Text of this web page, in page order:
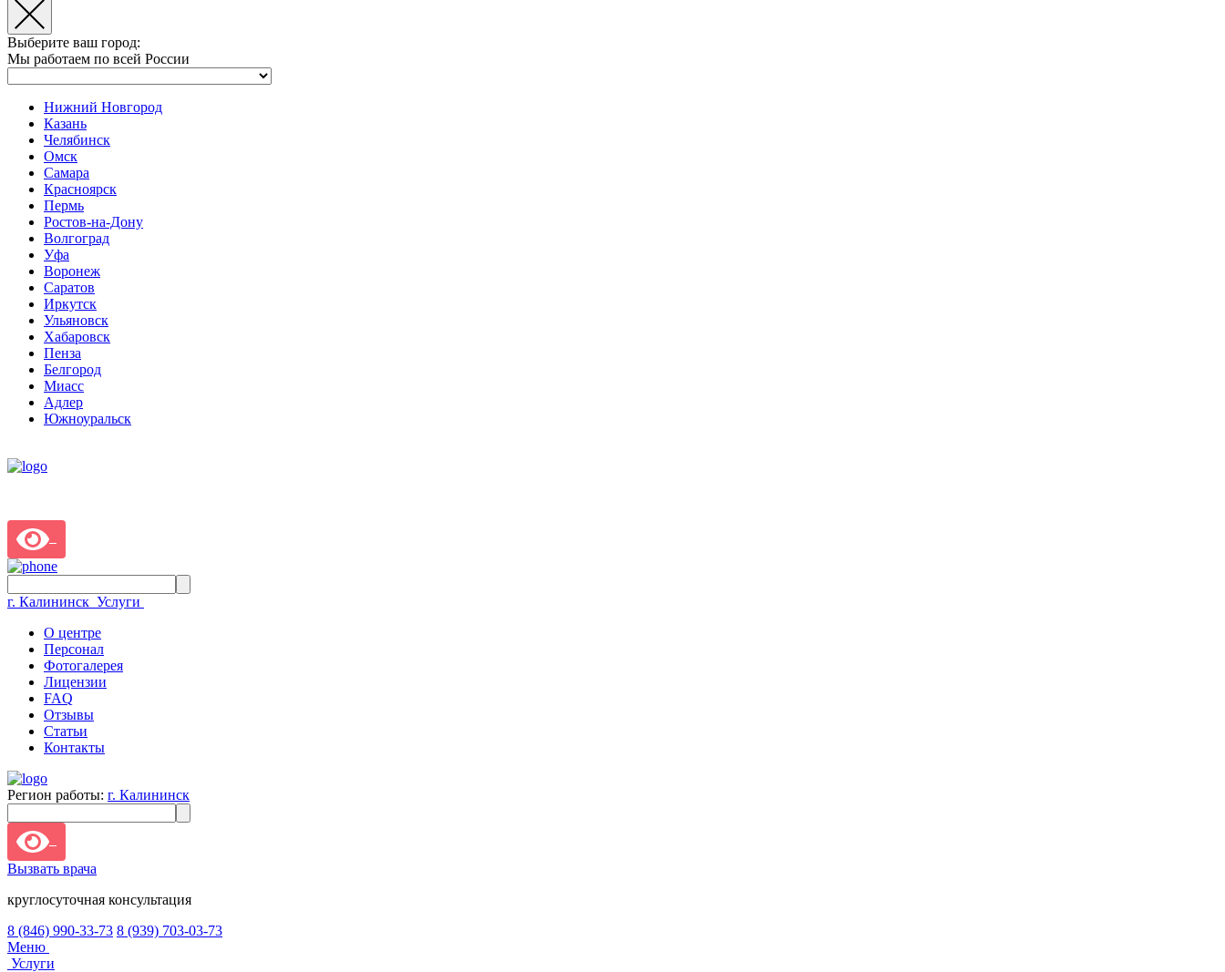
Выберите ваш город:
Мы работаем по всей России
Нижний Новгород
Казань
Челябинск
Омск
Самара
Красноярск
Пермь
Ростов-на-Дону
Волгоград
Уфа
Воронеж
Саратов
Иркутск
Ульяновск
Хабаровск
Пенза
Белгород
Миасс
Адлер
Южноуральск
г. Калининск Услуги
О центре
Персонал
Фотогалерея
Лицензии
FAQ
Отзывы
Статьи
Контакты
Регион работы: г. Калининск
Вызвать врача
круглосуточная консультация
8 (846) 990-33-73 8 (939) 703-03-73
Меню
Услуги